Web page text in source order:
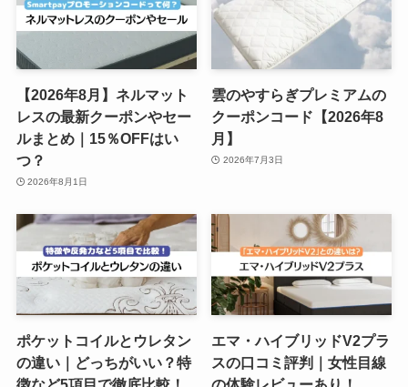
【2026年8月】ネルマット
レスの最新クーポンやセー
ルまとめ｜15％OFFはい
つ？
2026年8月1日
雲のやすらぎプレミアムの
クーポンコード【2026年8
月】
2026年7月3日
ポケットコイルとウレタン
の違い｜どっちがいい？特
エマ・ハイブリッドV2プラ
スの口コミ評判｜女性目線